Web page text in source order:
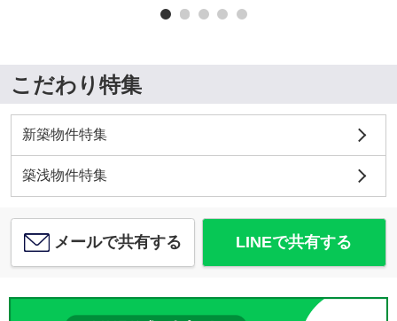
こだわり特集
新築物件特集
築浅物件特集
メールで共有する LINEで共有する